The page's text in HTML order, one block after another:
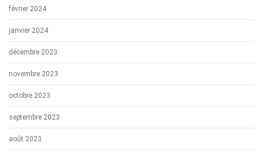
février 2024
janvier 2024
décembre 2023
novembre 2023
octobre 2023
septembre 2023
août 2023